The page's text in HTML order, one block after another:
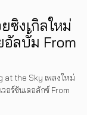
ซิงเกิลใหม่
ลบั้ม From
at the Sky เพลงใหม่
อร์ชันเดอลักซ์ From